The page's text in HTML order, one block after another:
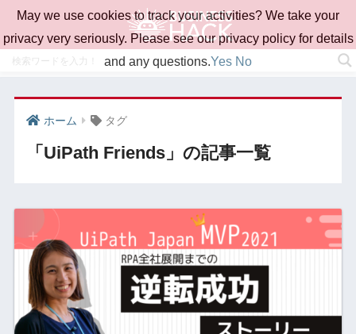
ホーム タグ
「UiPath Friends」の記事一覧
May we use cookies to track your activities? We take your
privacy very seriously. Please see our privacy policy for details
and any questions.Yes No